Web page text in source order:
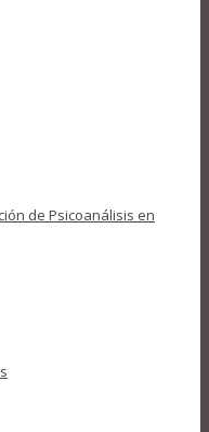
de Psicoanálisis en